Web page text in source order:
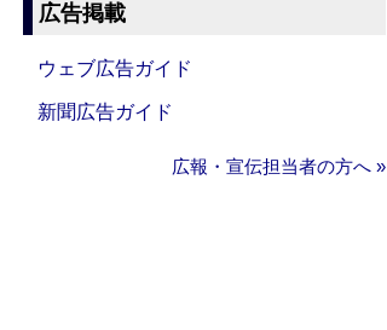
広告掲載
ウェブ広告ガイド
新聞広告ガイド
広報・宣伝担当者の方へ »